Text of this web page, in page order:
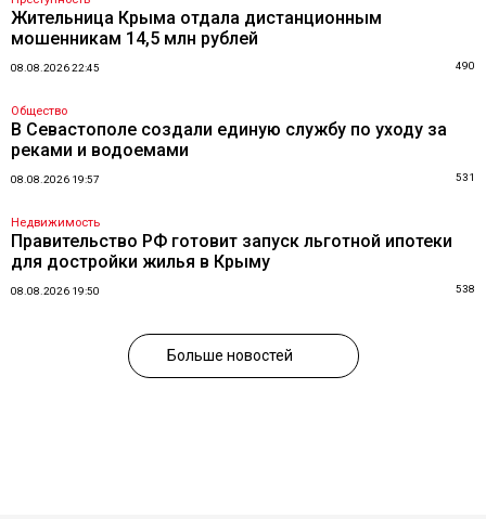
Жительница Крыма отдала дистанционным
мошенникам 14,5 млн рублей
08.08.2026 22:45 490
Общество
В Севастополе создали единую службу по уходу за
реками и водоемами
08.08.2026 19:57 531
Недвижимость
Правительство РФ готовит запуск льготной ипотеки
для достройки жилья в Крыму
08.08.2026 19:50 538
Больше новостей